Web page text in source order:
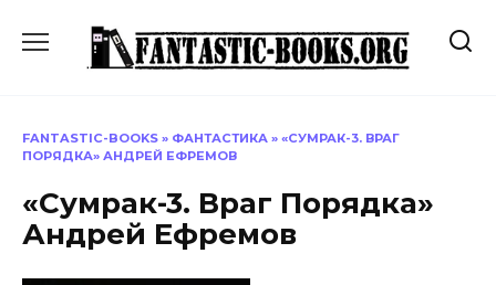
содержанию
FANTASTIC-BOOKS » ФАНТАСТИКА » «СУМРАК-3. ВРАГ
ПОРЯДКА» АНДРЕЙ ЕФРЕМОВ
«Сумрак-3. Враг Порядка»
Андрей Ефремов